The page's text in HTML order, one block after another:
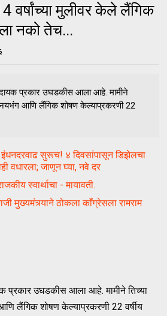
वर्षांच्या मुलीवर केले लैंगिक
नको तेच...
प्रकार उघडकीस आला आहे. मामीने
आणि लैंगिक शोषण केल्याप्रकरणी 22
सुरूच! ४ दिवसांपासून डिझेलचा
वधारला; जाणून घ्या, नवे दर
स्वार्थाचा - मायावती.
मुख्यमंत्र्याने ठोकला काँग्रेसला रामराम
प्रकार उघडकीस आला आहे. मामीने तिच्या
लैंगिक शोषण केल्याप्रकरणी 22 वर्षीय